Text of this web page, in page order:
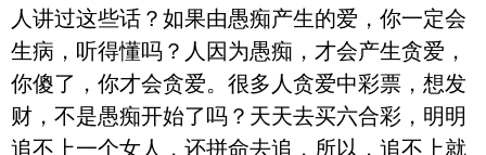
人讲过这些话？如果由愚痴产生的爱，你一定会
生病，听得懂吗？人因为愚痴，才会产生贪爱，
你傻了，你才会贪爱。很多人贪爱中彩票，想发
财，不是愚痴开始了吗？天天去买六合彩，明明
追不上一个女人，还拼命去追，所以，追不上就